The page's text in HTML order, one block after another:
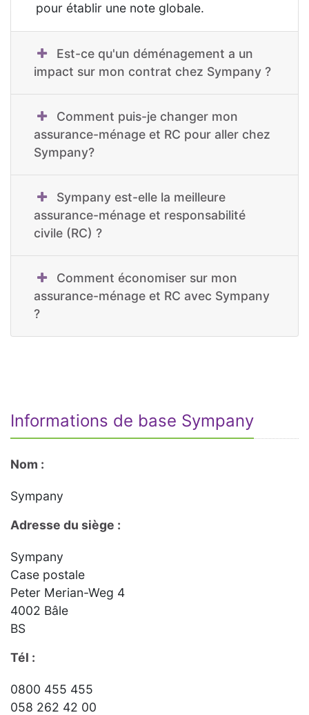
pour établir une note globale.
Est-ce qu'un déménagement a un
impact sur mon contrat chez Sympany ?
Comment puis-je changer mon
assurance-ménage et RC pour aller chez
Sympany?
Sympany est-elle la meilleure
assurance-ménage et responsabilité
civile (RC) ?
Comment économiser sur mon
assurance-ménage et RC avec Sympany
?
Informations de base Sympany
Nom :
Sympany
Adresse du siège :
Sympany
Case postale
Peter Merian-Weg 4
4002 Bâle
BS
Tél :
0800 455 455
058 262 42 00